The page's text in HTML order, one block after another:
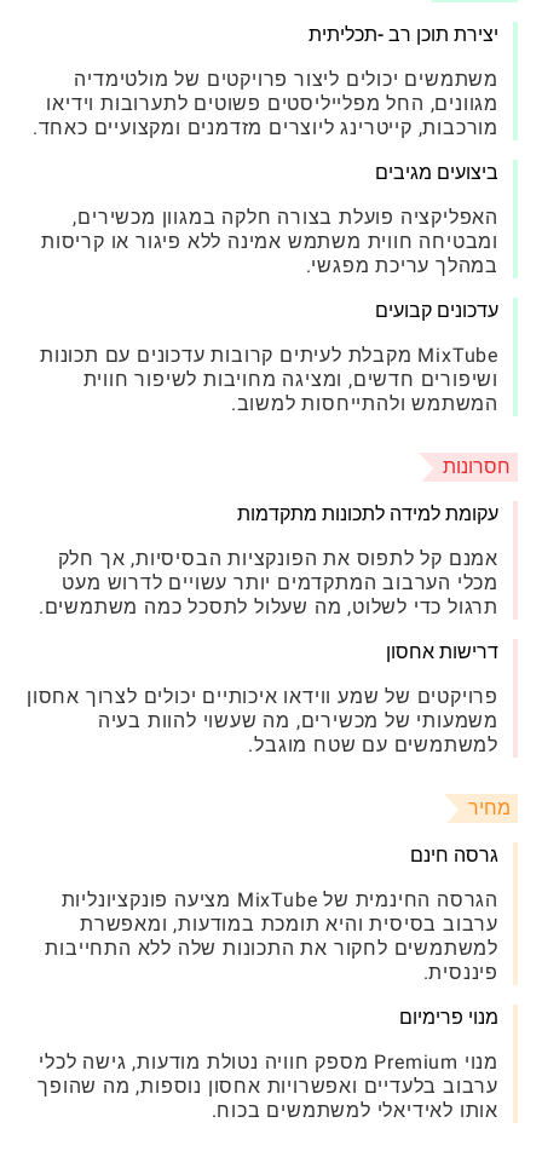
יצירת תוכן רב -תכליתית
משתמשים יכולים ליצור פרויקטים של מולטימדיה
מגוונים, החל מפלייליסטים פשוטים לתערובות וידיאו
מורכבות, קייטרינג ליוצרים מזדמנים ומקצועיים כאחד.
ביצועים מגיבים
האפליקציה פועלת בצורה חלקה במגוון מכשירים,
ומבטיחה חווית משתמש אמינה ללא פיגור או קריסות
במהלך עריכת מפגשי.
עדכונים קבועים
MixTube מקבלת לעיתים קרובות עדכונים עם תכונות
ושיפורים חדשים, ומציגה מחויבות לשיפור חווית
המשתמש ולהתייחסות למשוב.
חסרונות
עקומת למידה לתכונות מתקדמות
אמנם קל לתפוס את הפונקציות הבסיסיות, אך חלק
מכלי הערבוב המתקדמים יותר עשויים לדרוש מעט
תרגול כדי לשלוט, מה שעלול לתסכל כמה משתמשים.
דרישות אחסון
פרויקטים של שמע ווידאו איכותיים יכולים לצרוך אחסון
משמעותי של מכשירים, מה שעשוי להוות בעיה
למשתמשים עם שטח מוגבל.
מחיר
גרסה חינם
הגרסה החינמית של MixTube מציעה פונקציונליות
ערבוב בסיסית והיא תומכת במודעות, ומאפשרת
למשתמשים לחקור את התכונות שלה ללא התחייבות
פיננסית.
מנוי פרימיום
מנוי Premium מספק חוויה נטולת מודעות, גישה לכלי
ערבוב בלעדיים ואפשרויות אחסון נוספות, מה שהופך
אותו לאידיאלי למשתמשים בכוח.